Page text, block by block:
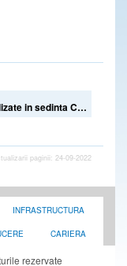
ora 9, DRDP Constanta
paginii: 24-09-2022
INFRASTRUCTURA
CARIERA
rezervate